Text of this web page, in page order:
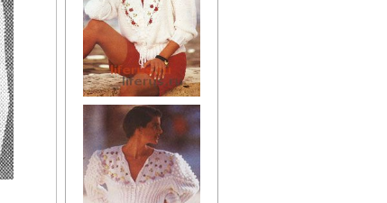
Целебные свойства
пищевых растений